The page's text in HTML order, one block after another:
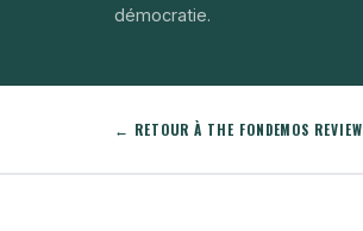
démocratie.
← RETOUR À THE FONDEMOS REVIEW